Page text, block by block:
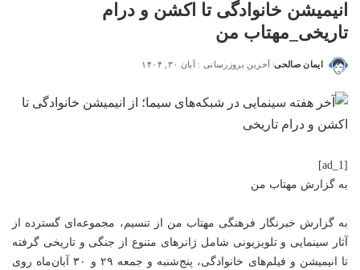
انیمیشن خانوادگی تا اکشن و درام
تاریخی_مهتاب من
ایمان صالحی آخرین بروزرسانی : آبان ۳۰, ۱۴۰۴
[ad_1]
به گزارش مهتاب من
به گزارش خبرنگار فرهنگی مهتاب من از تنسیم، مجموعه‌ای گسترده از
آثار سینمایی و تلویزیونی شامل ژانرهای متنوع از جنگی و تاریخی گرفته
تا انیمیشن و فیلم‌های خانوادگی، پنج‌شنبه و جمعه ۲۹ و ۳۰ آبان‌ماه روی